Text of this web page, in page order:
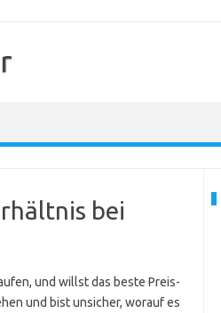
bei
und willst das beste Preis-
und bist unsicher, worauf es